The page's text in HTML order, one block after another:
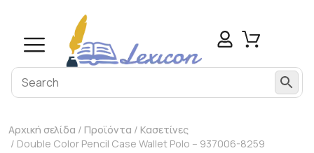
Αρχική σελίδα / Προϊόντα / Κασετίνες
/ Double Color Pencil Case Wallet Polo – 937006-8259